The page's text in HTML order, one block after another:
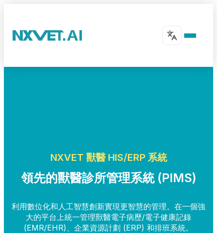
NXVET 獸醫 HIS/ERP 系統
領先的獸醫診所管理系統 (PIMS)
利用數位化和人工智慧創新實現更智慧的管理。在一個強
大的平台上統一管理獸醫電子病歷/電子健康記錄
(EMR/EHR)、企業資源計劃 (ERP) 和排班系統。